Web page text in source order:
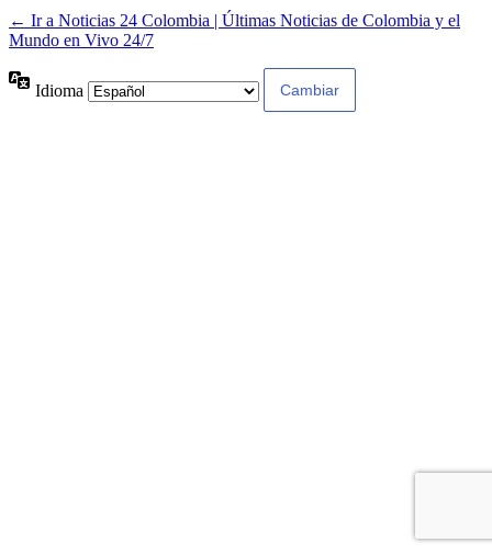
← Ir a Noticias 24 Colombia | Últimas Noticias de Colombia y el
Mundo en Vivo 24/7
Idioma